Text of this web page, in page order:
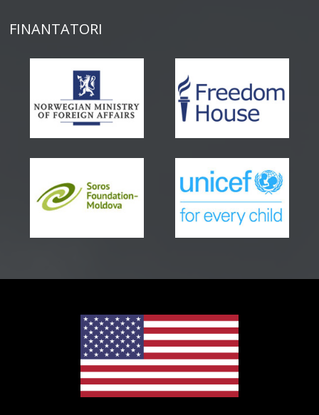
FINANTATORI